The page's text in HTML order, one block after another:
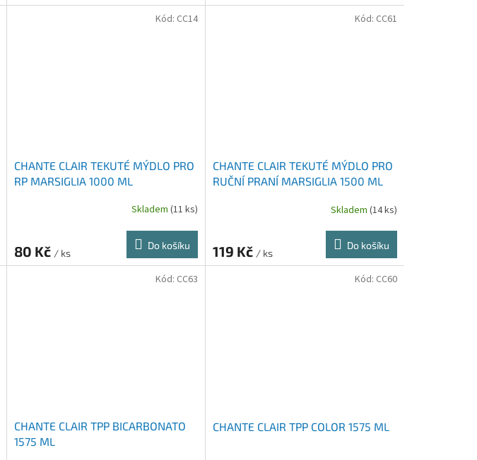
CHANTE CLAIR TEKUTÉ MÝDLO PRO
RP MARSIGLIA 1000 ML
Skladem (11 ks)
80 Kč / ks
Do košíku
Kód: CC14
CHANTE CLAIR TEKUTÉ MÝDLO PRO
RUČNÍ PRANÍ MARSIGLIA 1500 ML
Skladem (14 ks)
119 Kč / ks
Do košíku
Kód: CC61
CHANTE CLAIR TPP BICARBONATO
1575 ML
Kód: CC63
CHANTE CLAIR TPP COLOR 1575 ML
Kód: CC60